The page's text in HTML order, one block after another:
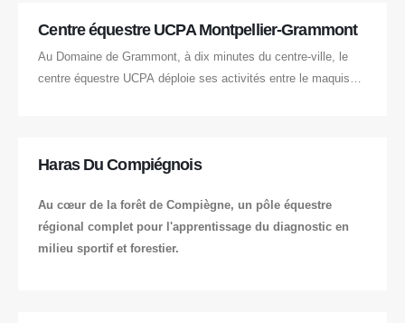
Centre équestre UCPA Montpellier-Grammont
Au Domaine de Grammont, à dix minutes du centre-ville, le
centre équestre UCPA déploie ses activités entre le maquis
Haras Du Compiégnois
Au cœur de la forêt de Compiègne, un pôle équestre
régional complet pour l'apprentissage du diagnostic en
milieu sportif et forestier.